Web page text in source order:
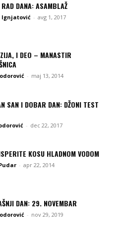
DANA: ASAMBLAŽ
Ignjatović - avg 1, 2017
I DEO – MANASTIR
- maj 13, 2014
SAN I DOBAR DAN: DŽONI TEST
- dec 22, 2017
KOSU HLADNOM VODOM
- apr 22, 2014
DAN: 29. NOVEMBAR
- nov 29, 2019